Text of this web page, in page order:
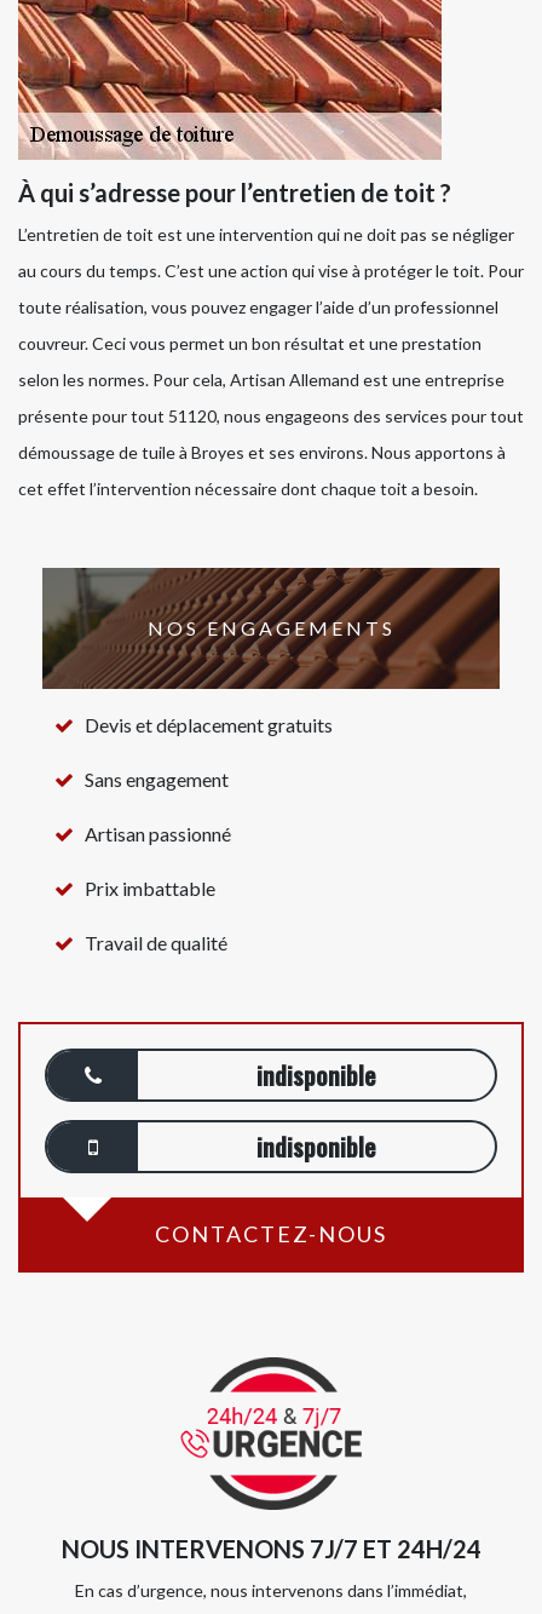
À qui s’adresse pour l’entretien de toit ?
L’entretien de toit est une intervention qui ne doit pas se négliger
au cours du temps. C’est une action qui vise à protéger le toit. Pour
toute réalisation, vous pouvez engager l’aide d’un professionnel
couvreur. Ceci vous permet un bon résultat et une prestation
selon les normes. Pour cela, Artisan Allemand est une entreprise
présente pour tout 51120, nous engageons des services pour tout
démoussage de tuile à Broyes et ses environs. Nous apportons à
cet effet l’intervention nécessaire dont chaque toit a besoin.
NOS ENGAGEMENTS
Devis et déplacement gratuits
Sans engagement
Artisan passionné
Prix imbattable
Travail de qualité
indisponible
indisponible
CONTACTEZ-NOUS
NOUS INTERVENONS 7J/7 ET 24H/24
En cas d’urgence, nous intervenons dans l’immédiat,